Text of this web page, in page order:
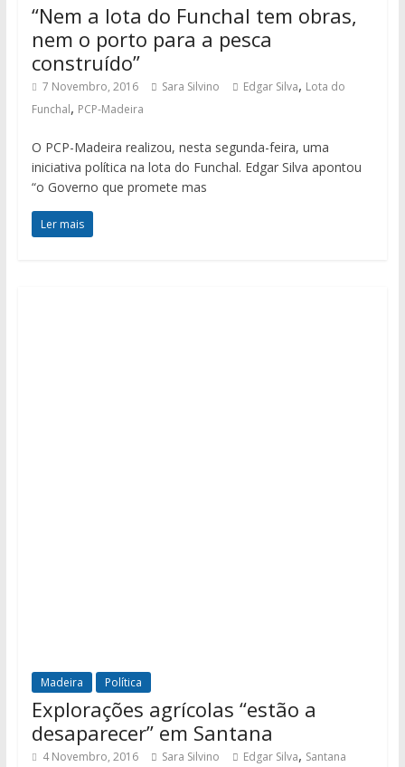
“Nem a lota do Funchal tem obras,
nem o porto para a pesca
construído”
7 Novembro, 2016 Sara Silvino Edgar Silva, Lota do
Funchal, PCP-Madeira
O PCP-Madeira realizou, nesta segunda-feira, uma
iniciativa política na lota do Funchal. Edgar Silva apontou
“o Governo que promete mas
Ler mais
Madeira Política
Explorações agrícolas “estão a
desaparecer” em Santana
4 Novembro, 2016 Sara Silvino Edgar Silva, Santana